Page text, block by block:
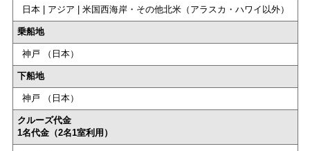
日本 | アジア | 米国西海岸・その他北米（アラスカ・ハワイ以外）
乗船地
神戸 （日本）
下船地
神戸 （日本）
クルーズ代金
1名代金（2名1室利用）